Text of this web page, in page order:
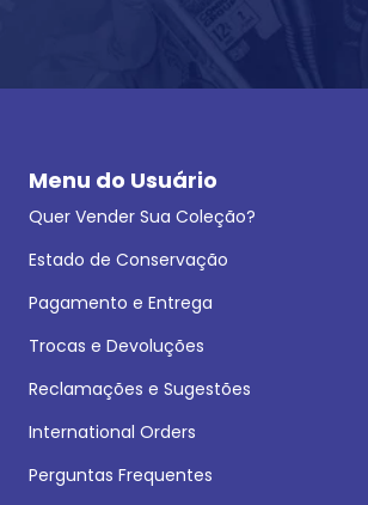
Menu do Usuário
Quer Vender Sua Coleção?
Estado de Conservação
Pagamento e Entrega
Trocas e Devoluções
Reclamações e Sugestões
International Orders
Perguntas Frequentes